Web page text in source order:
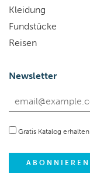
Kleidung
Fundstücke
Reisen
Newsletter
Gratis Katalog erhalten